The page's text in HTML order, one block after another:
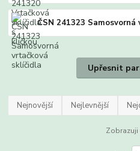
ČSN 241323
Upřesnit
Nejnovější Nejlevnější
Zobrazuji